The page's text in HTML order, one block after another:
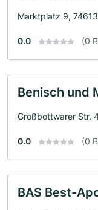
Marktplatz 9,
0.0 (0
Benisch und
Großbottwarer Str.
0.0 (0
BAS Best-